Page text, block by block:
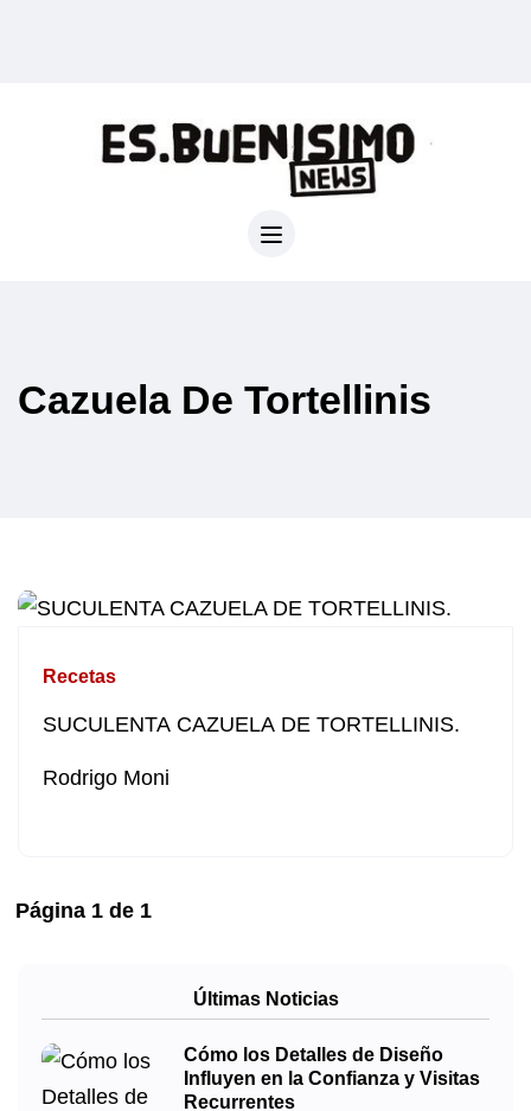
Cazuela De Tortellinis
Recetas
SUCULENTA CAZUELA DE TORTELLINIS.
Rodrigo Moni
Página 1 de 1
Últimas Noticias
Cómo los Detalles de Diseño
Influyen en la Confianza y Visitas
Recurrentes